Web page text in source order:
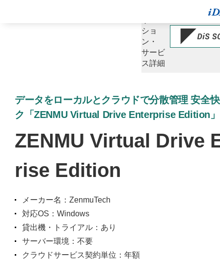
ショ
ン・
サービ
ス詳細
データをローカルとクラウドで分散管理 安全
ク「ZENMU Virtual Drive Enterprise Edition」
ZENMU Virtual Drive
rise Edition
メーカー名：ZenmuTech
対応OS：Windows
貸出機・トライアル：あり
サーバー環境：不要
クラウドサービス契約単位：年額